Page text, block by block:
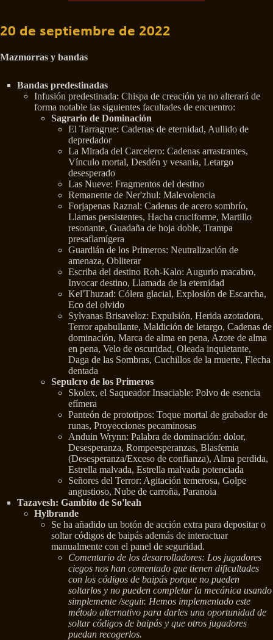
20 de septiembre de 2022
Mazmorras y bandas
Bandas predestinadas
Infusión predestinada: Chispa de creación ya no alterará de
forma notable las siguientes facultades de encuentro:
Sagrario de Dominación
El Tarragrue: Cadenas de eternidad, Aullido de
depredador
La Mirada del Carcelero: Cadenas arrastrantes,
Vínculo mortal, Desdén y vesania, Letargo
desesperado
Las Nueve: Fragmentos del destino
Remanente de Ner'zhul: Malevolencia
Forjapenas Raznal: Cadenas de acero sombrío,
Llamas persistentes, Hacha cruciforme, Martillo
resonante, Guadaña de hoja doble, Trampa
presaflamígera
Guardián de los Primeros: Neutralización de
amenaza, Obliterar
Escriba del destino Roh-Kalo: Augurio macabro,
Invocar destino, Llamada de la eternidad
Kel'Thuzad: Cólera glacial, Explosión de Escarcha,
Eco del olvido
Sylvanas Brisaveloz: Expulsión, Herida azotadora,
Terror apabullante, Maldición de letargo, Cadenas de
dominación, Marca de alma en pena, Azote de alma
en pena, Velo de oscuridad, Oleada inquietante,
Daga de las Sombras, Cuchillos de la muerte, Flecha
dentada
Sepulcro de los Primeros
Skolex, el Saqueador Insaciable: Polvo de esencia
efímera
Panteón de prototipos: Toque mortal de grabador de
runas, Proyecciones pecaminosas
Anduin Wrynn: Palabra de dominación: dolor,
Desesperanza, Rompeesperanzas, Blasfemia
(Desesperanza/Exceso de confianza), Alma perdida,
Estrella malvada, Estrella malvada potenciada
Señores del Terror: Agitación temerosa, Golpe
angustioso, Nube de carroña, Paranoia
Tazavesh: Gambito de So'leah
Hylbrande
Se ha añadido un botón de acción extra para depositar o
soltar códigos de baipás además de interactuar
manualmente con el panel de seguridad.
Comentario de los desarrolladores: Los jugadores
ciegos nos han comentado que tienen dificultades
con los códigos de baipás porque no pueden
soltarlos y no pueden completar la mecánica usando
simplemente /seguir. Hemos implementado este
método alternativo para darles una oportunidad de
soltar códigos de baipás y que otros jugadores
puedan recogerlos.